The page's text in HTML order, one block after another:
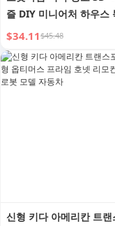
즐 DIY 미니어처 하우스
TGB06 가든 하우스 책꽂
롭 배송용)
$34.11$45.48
신형 키다 아메리칸 트랜